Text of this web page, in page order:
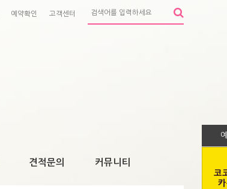
예약확인 고객센터
코
견적문의 커뮤니티